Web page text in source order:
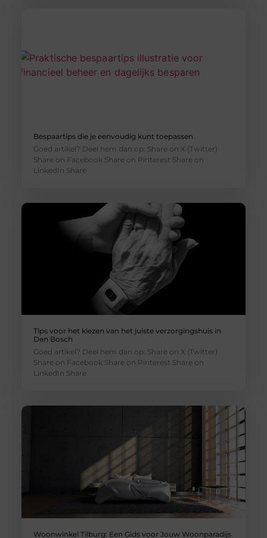
Bespaartips die je eenvoudig kunt toepassen
Goed artikel? Deel hem dan op: Share on X (Twitter)
Share on Facebook Share on Pinterest Share on
LinkedIn Share
Tips voor het kiezen van het juiste verzorgingshuis in
Den Bosch
Goed artikel? Deel hem dan op: Share on X (Twitter)
Share on Facebook Share on Pinterest Share on
LinkedIn Share
Woonwinkel Tilburg: Een Gids voor Jouw Woonparadijs